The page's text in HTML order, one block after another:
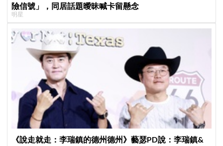
險信號」，同居話題曖昧喊卡留懸念
明星
《說走就走：李瑞鎮的德州德州》藝瑟PD說：李瑞鎮&